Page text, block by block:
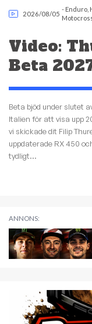
2026/08/05
- Enduro
Video:
Beta
Beta bjöd under slutet
Italien för att visa upp
vi skickade dit Filip
uppdaterade RX 450
tydligt...
ANNONS: